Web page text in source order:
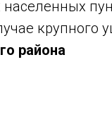
крупного
района